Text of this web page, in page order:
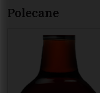
Polecane